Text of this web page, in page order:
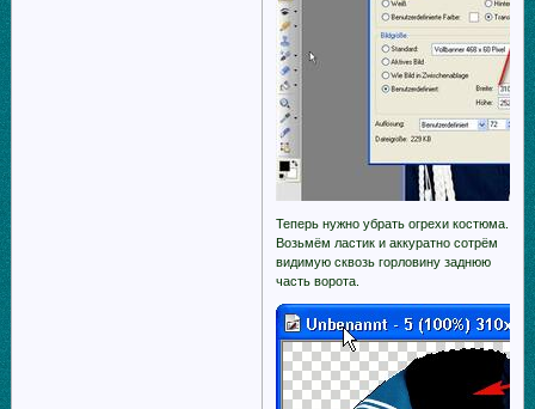
Теперь нужно убрать огрехи костюма.
Возьмём ластик и аккуратно сотрём
видимую сквозь горловину заднюю
часть ворота.